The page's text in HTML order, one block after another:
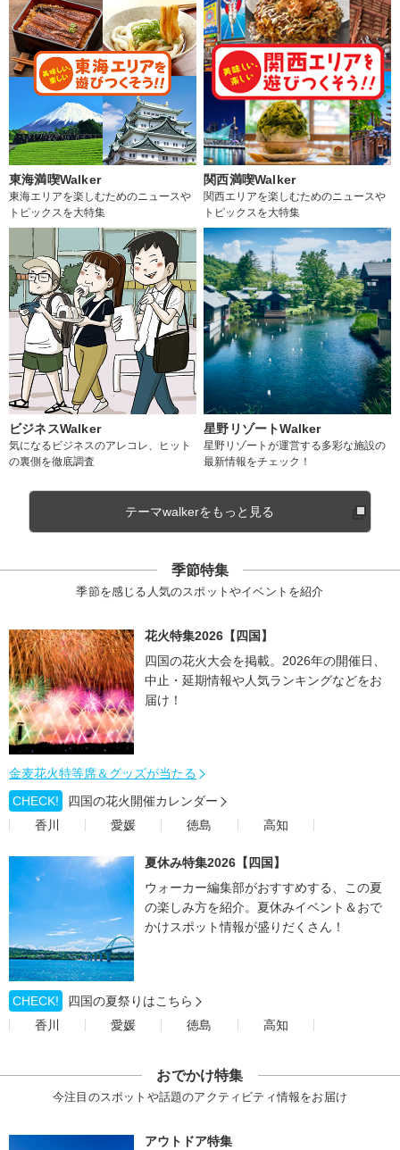
東海満喫Walker
東海エリアを楽しむためのニュースや
トピックスを大特集
関西満喫Walker
関西エリアを楽しむためのニュースや
トピックスを大特集
ビジネスWalker
気になるビジネスのアレコレ、ヒット
の裏側を徹底調査
星野リゾートWalker
星野リゾートが運営する多彩な施設の
最新情報をチェック！
テーマwalkerをもっと見る
季節特集
季節を感じる人気のスポットやイベントを紹介
花火特集2026【四国】
四国の花火大会を掲載。2026年の開催日、
中止・延期情報や人気ランキングなどをお
届け！
金麦花火特等席＆グッズが当たる
CHECK!
四国の花火開催カレンダー
香川
愛媛 徳島 高知
夏休み特集2026【四国】
ウォーカー編集部がおすすめする、この夏
の楽しみ方を紹介。夏休みイベント＆おで
かけスポット情報が盛りだくさん！
CHECK!
四国の夏祭りはこちら
香川
愛媛 徳島 高知
おでかけ特集
今注目のスポットや話題のアクティビティ情報をお届け
アウトドア特集